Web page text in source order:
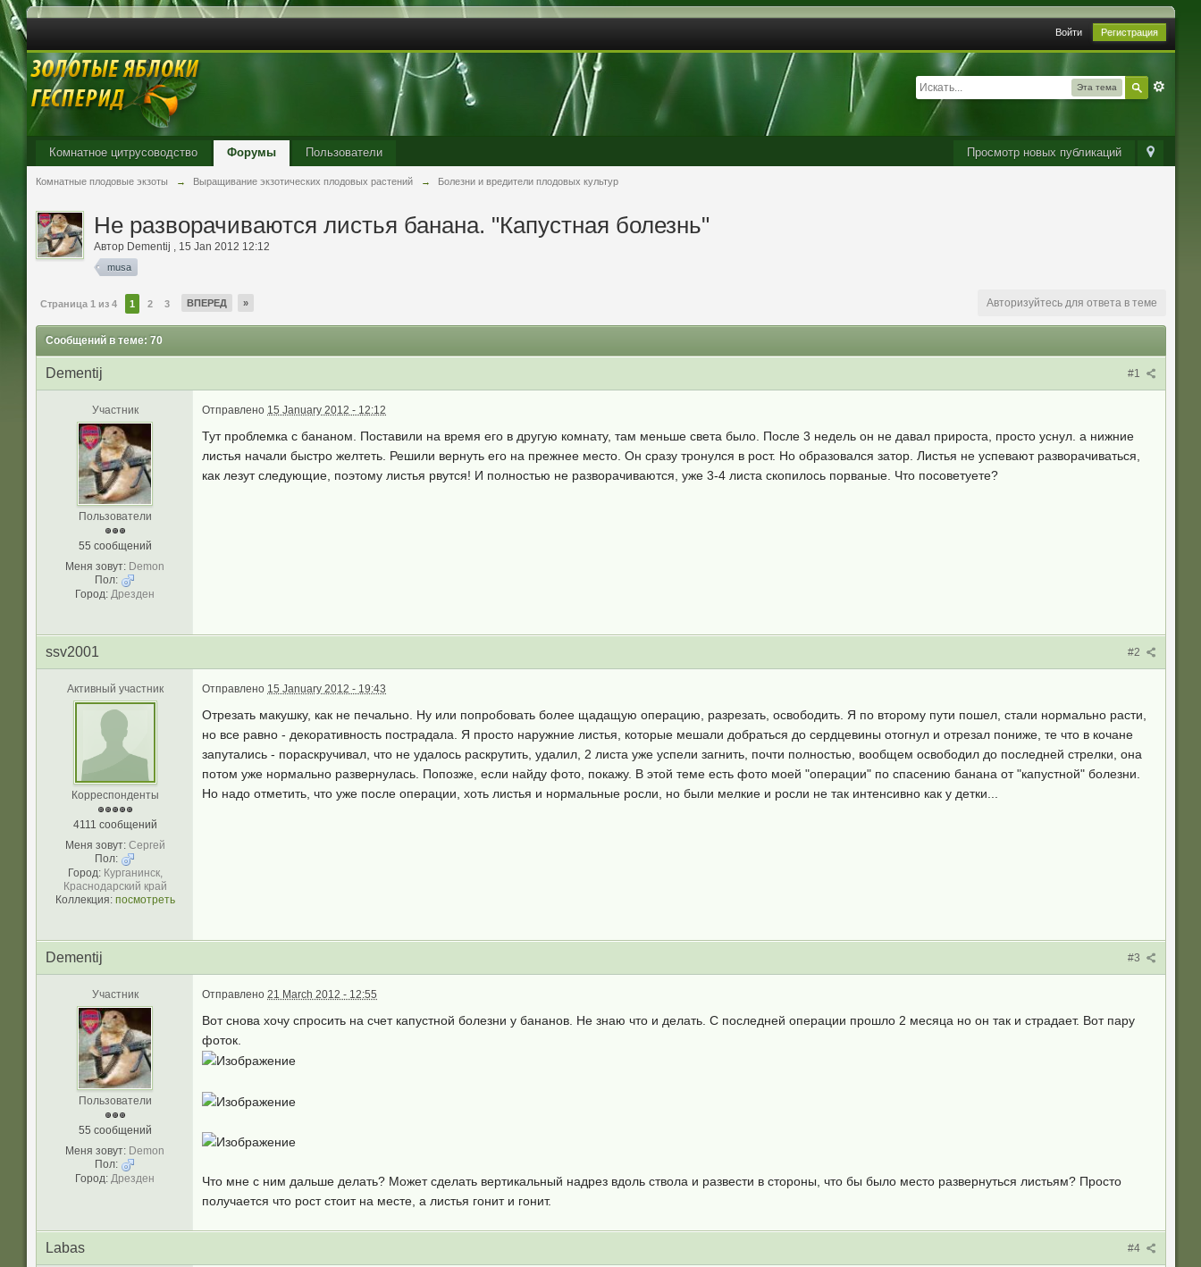
Войти Регистрация
Эта тема
Просмотр новых публикаций
Комнатное цитрусоводство Форумы Пользователи
Комнатные плодовые экзоты → Выращивание экзотических плодовых растений → Болезни и вредители плодовых культур
Не разворачиваются листья банана. "Капустная болезнь"
Автор Dementij , 15 Jan 2012 12:12
musa
Страница 1 из 4 1 2 3 ВПЕРЕД » Авторизуйтесь для ответа в теме
Сообщений в теме: 70
#1
Dementij
Участник
Пользователи
55 сообщений
Меня зовут: Demon
Пол:
Город: Дрезден
Отправлено 15 January 2012 - 12:12
Тут проблемка с бананом. Поставили на время его в другую комнату, там меньше света было. После 3 недель он не давал прироста, просто уснул. а нижние
листья начали быстро желтеть. Решили вернуть его на прежнее место. Он сразу тронулся в рост. Но образовался затор. Листья не успевают разворачиваться,
как лезут следующие, поэтому листья рвутся! И полностью не разворачиваются, уже 3-4 листа скопилось порваные. Что посоветуете?
#2
ssv2001
Активный участник
Корреспонденты
4111 сообщений
Меня зовут: Сергей
Пол:
Город: Курганинск,
Краснодарский край
Коллекция: посмотреть
Отправлено 15 January 2012 - 19:43
Отрезать макушку, как не печально. Ну или попробовать более щадащую операцию, разрезать, освободить. Я по второму пути пошел, стали нормально расти,
но все равно - декоративность пострадала. Я просто наружние листья, которые мешали добраться до сердцевины отогнул и отрезал пониже, те что в кочане
запутались - пораскручивал, что не удалось раскрутить, удалил, 2 листа уже успели загнить, почти полностью, вообщем освободил до последней стрелки, она
потом уже нормально развернулась. Попозже, если найду фото, покажу. В этой теме есть фото моей "операции" по спасению банана от "капустной" болезни.
Но надо отметить, что уже после операции, хоть листья и нормальные росли, но были мелкие и росли не так интенсивно как у детки...
#3
Dementij
Участник
Пользователи
55 сообщений
Меня зовут: Demon
Пол:
Город: Дрезден
Отправлено 21 March 2012 - 12:55
Вот снова хочу спросить на счет капустной болезни у бананов. Не знаю что и делать. С последней операции прошло 2 месяца но он так и страдает. Вот пару
фоток.
Что мне с ним дальше делать? Может сделать вертикальный надрез вдоль ствола и развести в стороны, что бы было место развернуться листьям? Просто
получается что рост стоит на месте, а листья гонит и гонит.
#4
Labas